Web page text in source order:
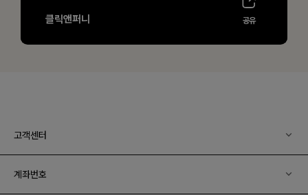
고객센터
계좌번호